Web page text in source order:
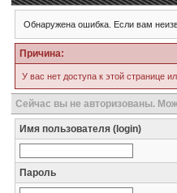
Обнаружена ошибка. Если вам
Причина:
У вас нет доступа к этой странице
Сейчас вы не авторизованы.
Имя пользователя (login)
Пароль